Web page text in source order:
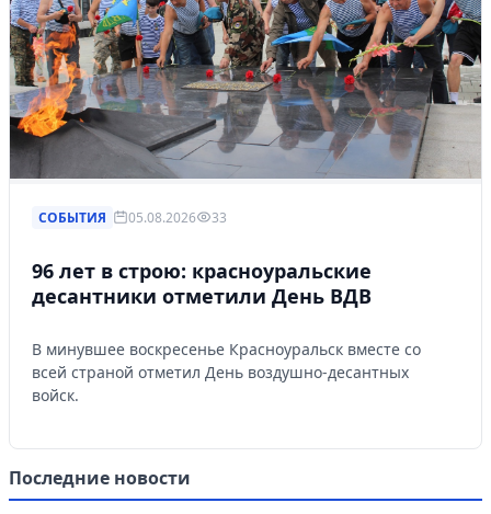
СОБЫТИЯ 05.08.2026 33
96 лет в строю: красноуральские
десантники отметили День ВДВ
В минувшее воскресенье Красноуральск вместе со
всей страной отметил День воздушно-десантных
войск.
Последние новости